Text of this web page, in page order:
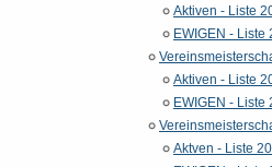
Aktiven - Liste
EWIGEN - Liste
Aktiven - Liste
EWIGEN - Liste
Aktven - Liste